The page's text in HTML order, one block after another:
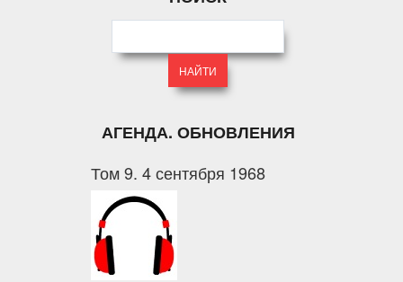
АГЕНДА. ОБНОВЛЕНИЯ
Том 9. 4 сентября 1968